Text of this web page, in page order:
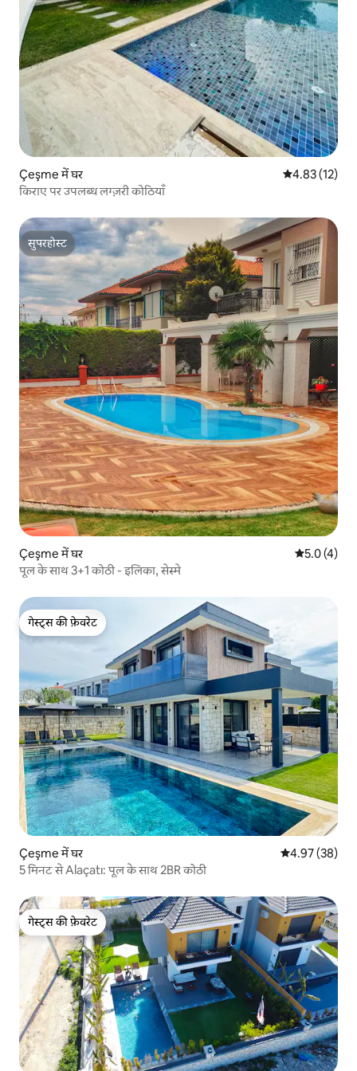
Çeşme में घर औसत रेटिंग 5 में
4.83 (12)
किराए पर उपलब्ध लग्ज़री कोठियाँ
सुपरहोस्ट
सुपरहोस्ट
Çeşme में घर औसत रेटिंग 5
5.0 (4)
पूल के साथ 3+1 कोठी - इलिका, सेस्मे
गेस्ट्स की फ़ेवरेट
गेस्ट्स की फ़ेवरेट
Çeşme में घर औसत रेटिंग 5 में
4.97 (38)
5 मिनट से Alaçatı: पूल के साथ 2BR कोठी
गेस्ट्स की फ़ेवरेट
गेस्ट्स की फ़ेवरेट